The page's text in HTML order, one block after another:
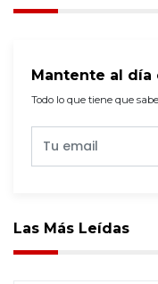
Mantente al día
Todo lo que tiene que
Las Más Leídas